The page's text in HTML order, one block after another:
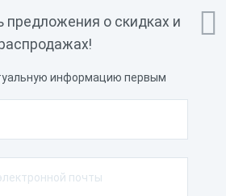

предложения о скидках и
информацию первым